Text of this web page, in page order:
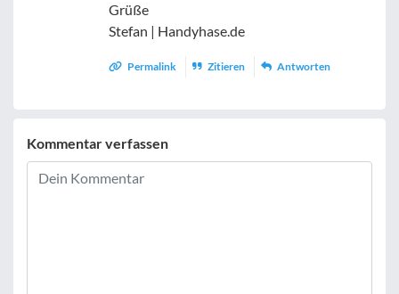
Grüße
Stefan | Handyhase.de
Permalink Zitieren Antworten
Kommentar verfassen